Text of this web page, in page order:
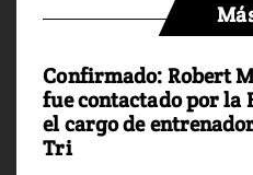
Confirmado: Robert
fue contactado por la
el cargo de
Tri